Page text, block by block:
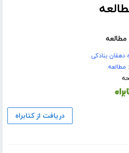
دهقان بنادکی
مطالعه
دریافت از کتابراه